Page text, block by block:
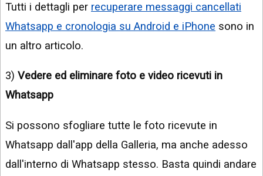
Tutti i dettagli per recuperare messaggi cancellati
Whatsapp e cronologia su Android e iPhone sono in
un altro articolo.
3) Vedere ed eliminare foto e video ricevuti in
Whatsapp
Si possono sfogliare tutte le foto ricevute in
Whatsapp dall'app della Galleria, ma anche adesso
dall'interno di Whatsapp stesso. Basta quindi andare